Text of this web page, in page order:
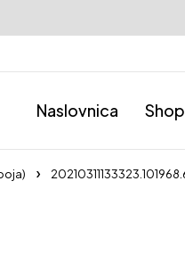
Naslovnica Shop